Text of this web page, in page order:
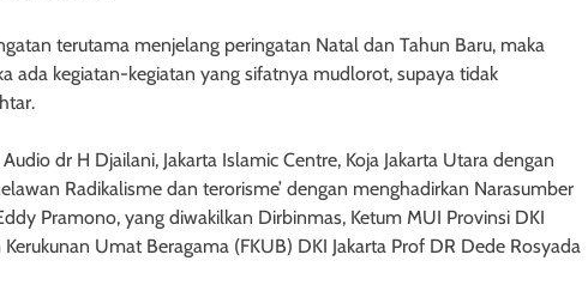
terutama menjelang peringatan Natal dan Tahun Baru, maka
ada kegiatan-kegiatan yang sifatnya mudlorot, supaya tidak
dr H Djailani, Jakarta Islamic Centre, Koja Jakarta Utara dengan
Radikalisme dan terorisme’ dengan menghadirkan Narasumber
Pramono, yang diwakilkan Dirbinmas, Ketum MUI Provinsi DKI
Umat Beragama (FKUB) DKI Jakarta Prof DR Dede Rosyada